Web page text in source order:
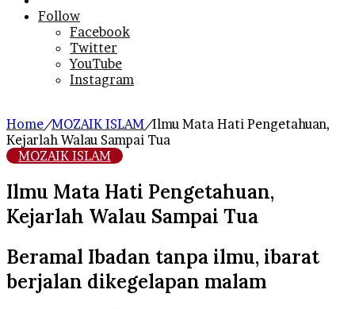
In
Follow
Facebook
Twitter
YouTube
Instagram
Home/MOZAIK ISLAM/Ilmu Mata Hati Pengetahuan,
Kejarlah Walau Sampai Tua
MOZAIK ISLAM
Ilmu Mata Hati Pengetahuan,
Kejarlah Walau Sampai Tua
Beramal Ibadan tanpa ilmu, ibarat
berjalan dikegelapan malam